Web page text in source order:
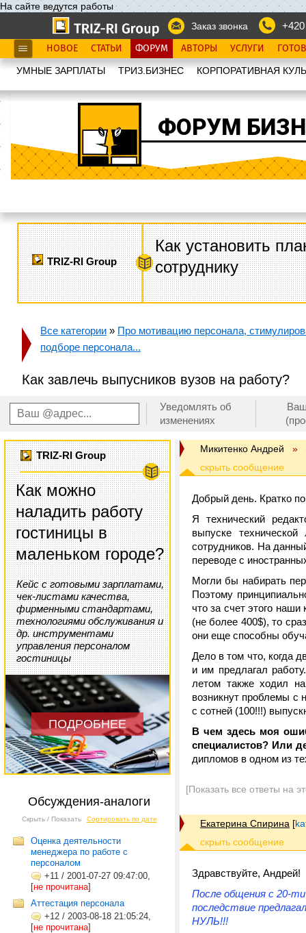
На сайте ведутся работы
Заказ звонка
НОВОЕ СТАТЬИ ФОРУМ АВТОРЫ УСЛУГИ
УМНЫЕ ЗАРПЛАТЫ ТРИЗ.БИЗНЕС КОРПОРАТИВНАЯ
ФОРУМ
TRIZ-RI Group
Как установить
сотруднику
Все категории » Про мотивацию персонала,
подборе персонала...
Как завлечь выпусников вузов на работу?
Уведомлять об
изменениях
TRIZ-RI Group
Как можно
наладить работу
гостиницы в
маленьком городе?
Кейс с готовыми зарплатами,
чек-листами качества,
фирменными стандартами,
технологиями обслуживания и
др. инструментами
управления персоналом
гостиницы
ПОДРОБНЕЕ
Обсуждения-аналоги
Скрыть / Показать Сортировать по дате
Оценка деятельности
менеджера по работе с
персоналом
+11 / 2001-07-27 09:47:00,
[не прочитана]
Аттестация персонала
+12 / 2003-08-18 21:05:24,
[не прочитана]
Микитенко Андрей »
Добрый день. Кратко
Я технический
выпуске
сотрудников. На
переводе с
Могли бы набирать
Поэтому
что за счет этого
(не более 400$), то
они еще способны
Дело в том что, когда
и им предлагал
летом также ходил
возникнут проблемы с
с сотней (100!!!)
В чем здесь моя
специалистов? Или
дипломов в одном из
[Показать все ответы на
Екатерина Спирина [
Здравствуйте, Андрей!
После общения с 20-
последствие
НУЛЬ!!!